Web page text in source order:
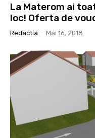
La Materom ai
loc! Oferta de
Redactia - Mai 16, 2018